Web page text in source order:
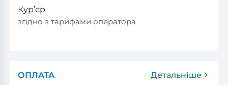
Кур’єр
згідно з тарифами оператора
ОПЛАТА
Детальніше